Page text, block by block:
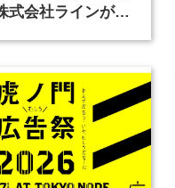
式会社ラインが、